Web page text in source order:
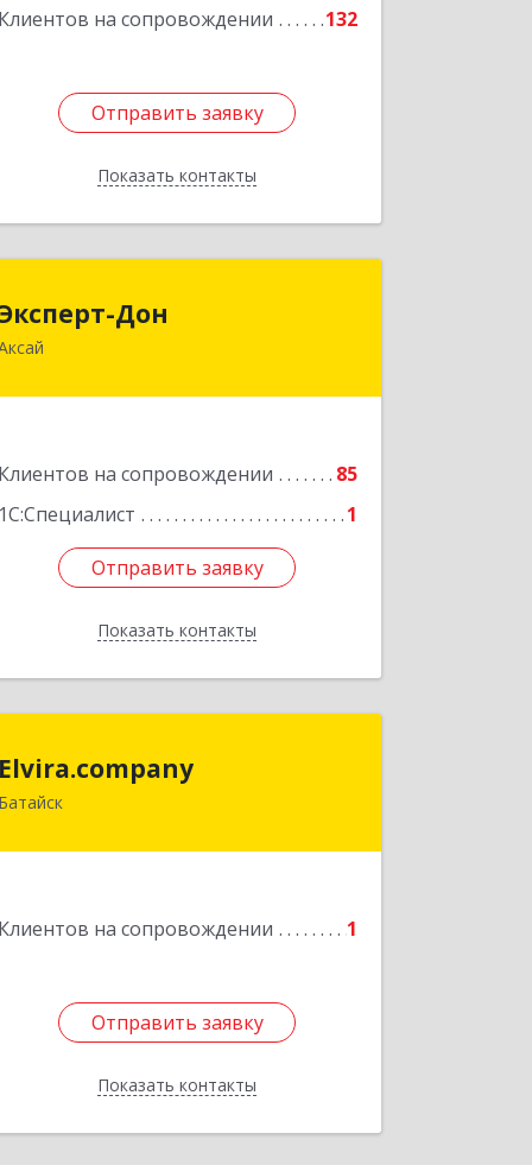
Клиентов на сопровождении 132
Отправить заявку
Показать контакты
Отправить заявку
Назад
Дон
Клиентов на сопровождении
85
1С:Специалист
1
Отправить заявку
Показать контакты
Отправить заявку
Назад
Elvira.company
Батайск
Клиентов на сопровождении 1
Отправить заявку
Показать контакты
Отправить заявку
Назад